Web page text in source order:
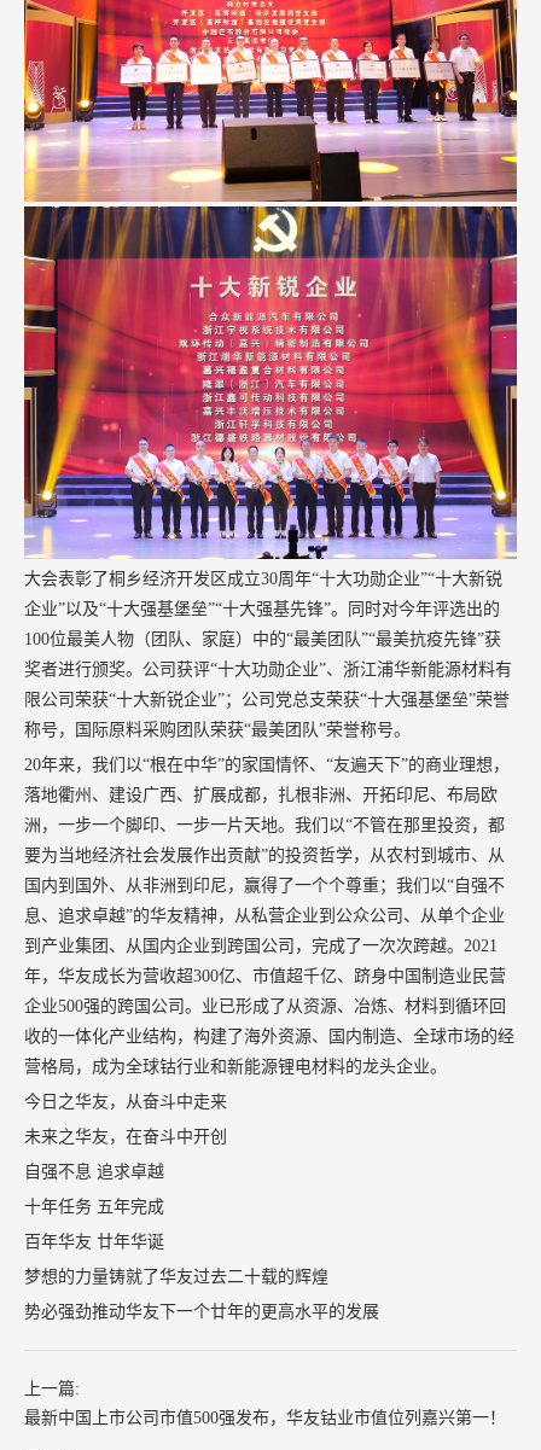
大会表彰了桐乡经济开发区成立30周年“十大功勋企业”“十大新锐
企业”以及“十大强基堡垒”“十大强基先锋”。同时对今年评选出的
100位最美人物（团队、家庭）中的“最美团队”“最美抗疫先锋”获
奖者进行颁奖。公司获评“十大功勋企业”、浙江浦华新能源材料有
限公司荣获“十大新锐企业”；公司党总支荣获“十大强基堡垒”荣誉
称号，国际原料采购团队荣获“最美团队”荣誉称号。
20年来，我们以“根在中华”的家国情怀、“友遍天下”的商业理想，
落地衢州、建设广西、扩展成都，扎根非洲、开拓印尼、布局欧
洲，一步一个脚印、一步一片天地。我们以“不管在那里投资，都
要为当地经济社会发展作出贡献”的投资哲学，从农村到城市、从
国内到国外、从非洲到印尼，赢得了一个个尊重；我们以“自强不
息、追求卓越”的华友精神，从私营企业到公众公司、从单个企业
到产业集团、从国内企业到跨国公司，完成了一次次跨越。2021
年，华友成长为营收超300亿、市值超千亿、跻身中国制造业民营
企业500强的跨国公司。业已形成了从资源、冶炼、材料到循环回
收的一体化产业结构，构建了海外资源、国内制造、全球市场的经
营格局，成为全球钴行业和新能源锂电材料的龙头企业。
今日之华友，从奋斗中走来
未来之华友，在奋斗中开创
自强不息 追求卓越
十年任务 五年完成
百年华友 廿年华诞
梦想的力量铸就了华友过去二十载的辉煌
势必强劲推动华友下一个廿年的更高水平的发展
上一篇:
最新中国上市公司市值500强发布，华友钴业市值位列嘉兴第一！